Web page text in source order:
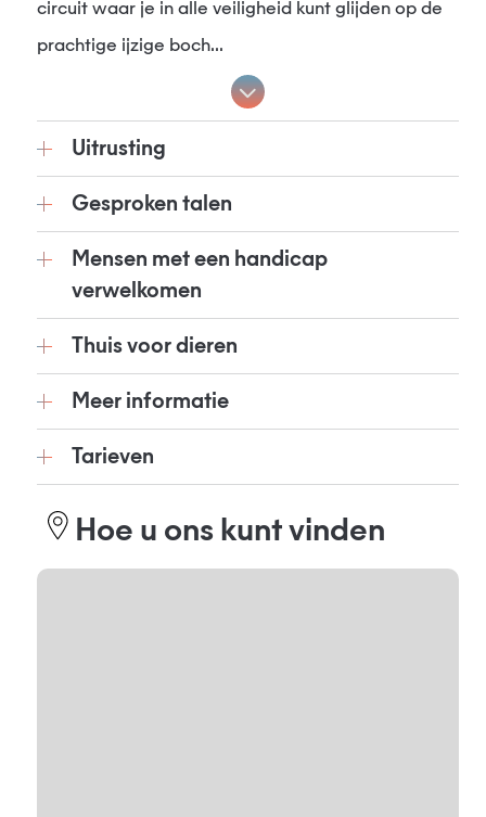
circuit waar je in alle veiligheid kunt glijden op de
prachtige ijzige boch...
Uitrusting
Gesproken talen
Mensen met een handicap
verwelkomen
Thuis voor dieren
Meer informatie
Tarieven
Hoe u ons kunt vinden